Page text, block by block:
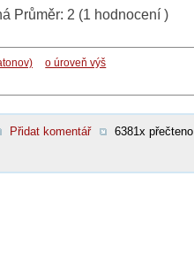
Průměr: 2 (1 hodnocení )
o úroveň výš
Přidat komentář 6381x přečteno